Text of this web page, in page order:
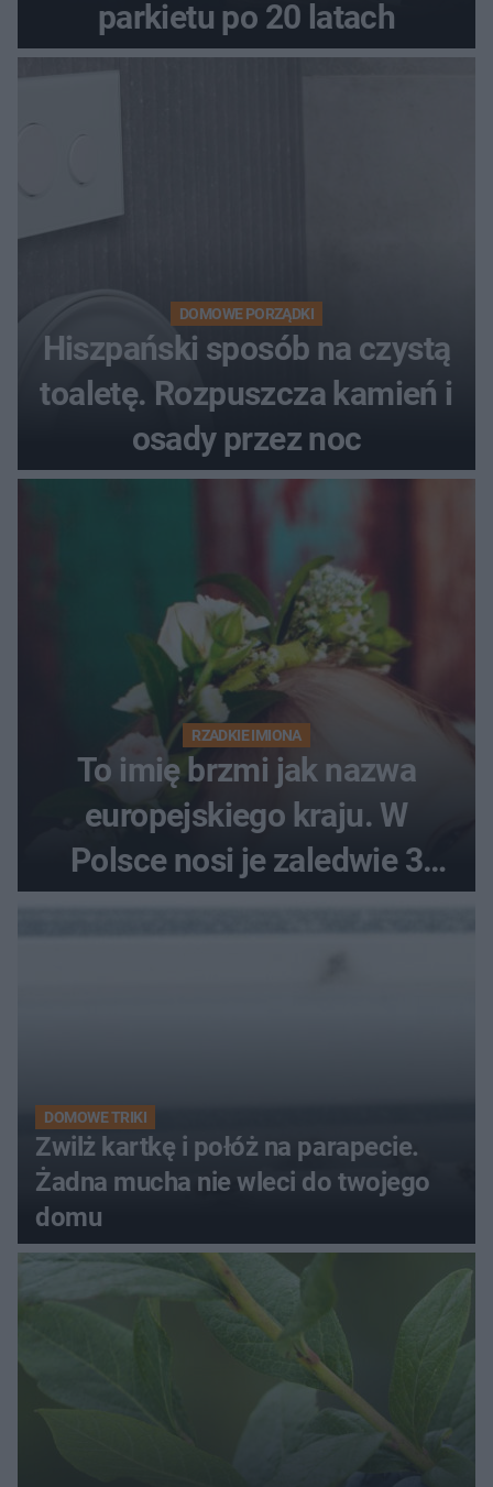
parkietu po 20 latach
DOMOWE PORZĄDKI
Hiszpański sposób na czystą
toaletę. Rozpuszcza kamień i
osady przez noc
RZADKIE IMIONA
To imię brzmi jak nazwa
europejskiego kraju. W
Polsce nosi je zaledwie 3
DOMOWE TRIKI
Zwilż kartkę i połóż na parapecie.
Żadna mucha nie wleci do twojego
domu